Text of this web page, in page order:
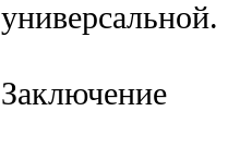
универсальной.
Заключение